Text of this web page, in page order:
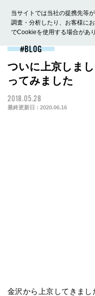
当サイトでは当社の提携先等
調査・分析したり、お客様に
でCookieを使用する場合があ
ホーム モデル募集
BLOG
ついに上京しま
ってみました
2018.05.28
最終更新日 : 2020.06.16
金沢から上京してきまし